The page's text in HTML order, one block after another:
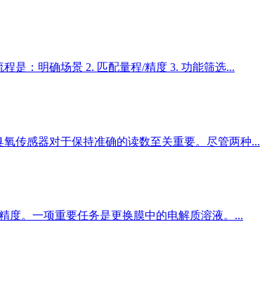
是：明确场景‌ 2. ‌匹配量程/精度‌ 3. ‌功能筛选‌...
传感器对于保持准确的读数至关重要。尽管两种...
度。一项重要任务是更换膜中的电解质溶液。...